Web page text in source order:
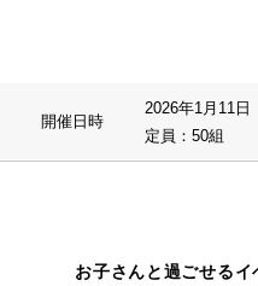
開催日時
2026年1月11
定員：50組
お子さんと過ごせるイ